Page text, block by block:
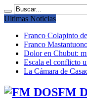
Ultimas Noticias
Franco Colapinto
Franco
Dolor en Chubut:
Escala el conflicto
La Cámara de
FM